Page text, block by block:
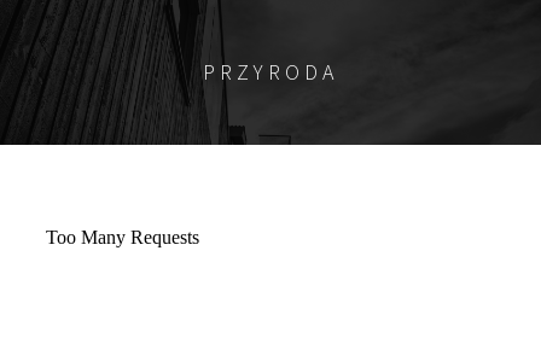
PRZYRODA